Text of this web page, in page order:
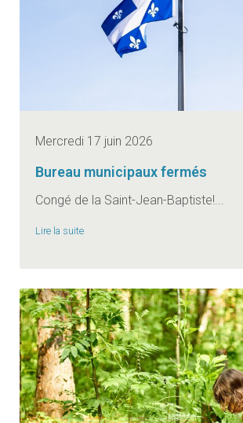
Mercredi 17 juin 2026
Bureau municipaux fermés
Congé de la Saint-Jean-Baptiste!...
Lire la suite